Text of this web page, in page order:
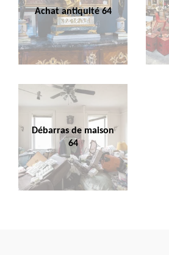
Achat antiquité 64
Débarras de maison
64